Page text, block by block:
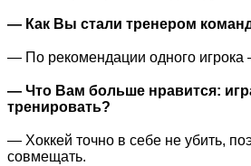
— Как Вы стали тренером
— По рекомендации одного игрока
— Что Вам больше нравится:
тренировать?
— Хоккей точно в себе не убить,
совмещать.